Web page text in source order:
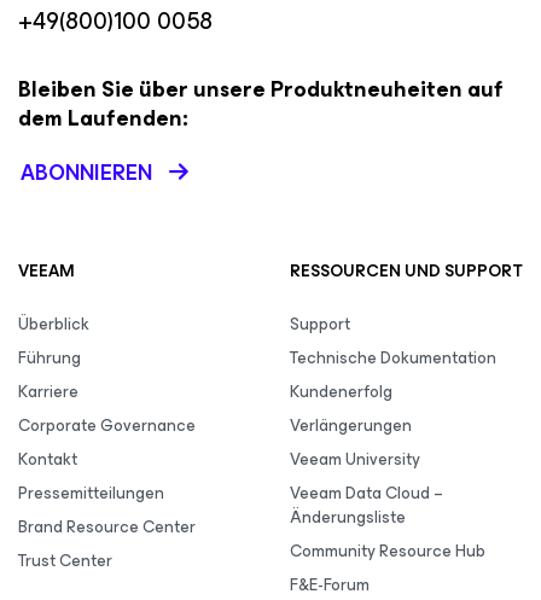
+49(800)100 0058
Bleiben Sie über unsere Produktneuheiten auf
dem Laufenden:
ABONNIEREN
VEEAM
Überblick
Führung
Karriere
Corporate Governance
Kontakt
Pressemitteilungen
Brand Resource Center
Trust Center
RESSOURCEN UND SUPPORT
Support
Technische Dokumentation
Kundenerfolg
Verlängerungen
Veeam University
Veeam Data Cloud –
Änderungsliste
Community Resource Hub
F&E-Forum